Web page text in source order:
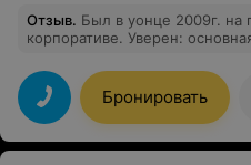
Отзыв. Был в уонце 2009г. на
корпоративе. Уверен:
красивыми названиями. Мои
хороший, обслуживание –
Одно и то же блюдо разным
разной степенью готовности
красного внутри до
Бронировать